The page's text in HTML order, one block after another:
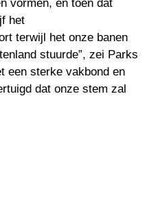
vormen, en toen dat
het
terwijl het onze banen
stuurde”, zei Parks
een sterke vakbond en
dat onze stem zal